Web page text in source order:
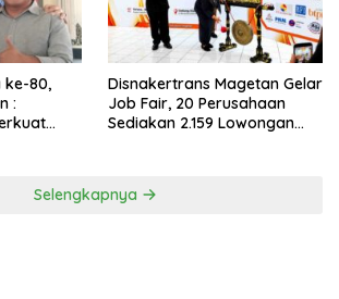
ke-80,
:
Disnakertrans Magetan Gelar
Job Fair, 20 Perusahaan
Sediakan 2.159 Lowongan
Selengkapnya